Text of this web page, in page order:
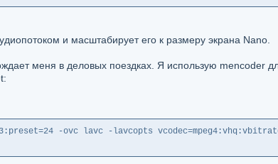
и масштабирует его к размеру экрана Nano.
меня в деловых поездках. Я использую mencoder
-ovc lavc -lavcopts